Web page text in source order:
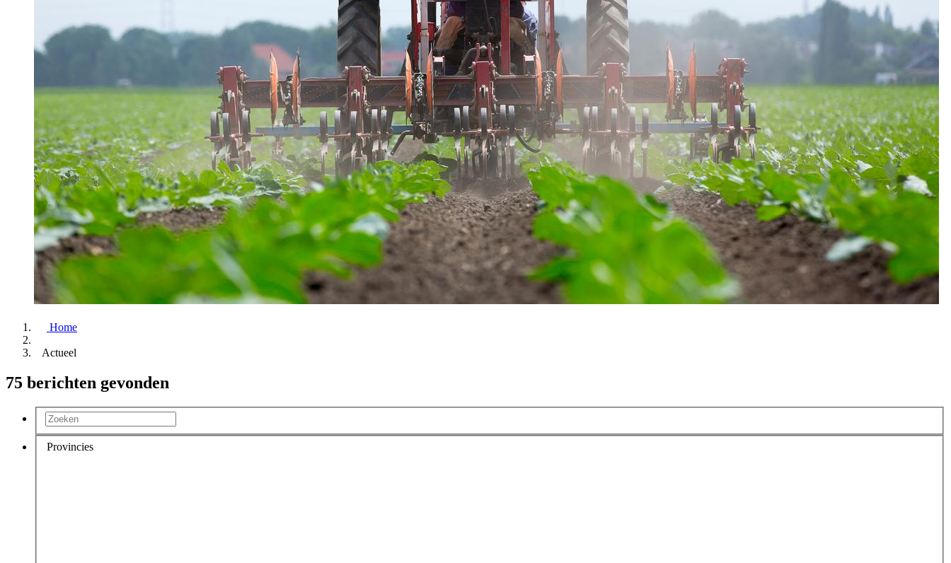
Home
Actueel
75 berichten gevonden
Provincies